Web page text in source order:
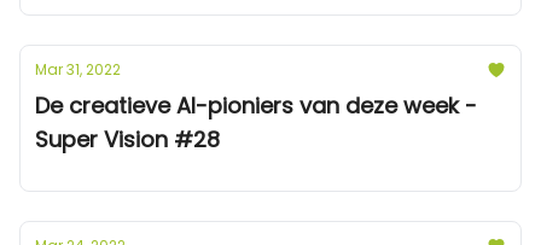
Mar 31, 2022
De creatieve AI-pioniers van deze week -
Super Vision #28